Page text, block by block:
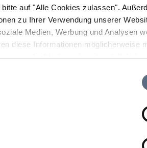
auf "Alle Cookies zulassen".
zu Ihrer Verwendung unserer
Medien, Werbung und Analysen
diese Informationen möglicherweise
Strecke
4.76 km
Aufstieg
178 hm